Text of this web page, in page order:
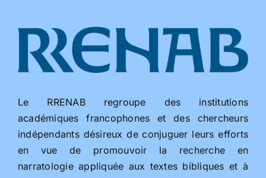
Le RRENAB regroupe des institutions
académiques francophones et des chercheurs
indépendants désireux de conjuguer leurs efforts
en vue de promouvoir la recherche en
narratologie appliquée aux textes bibliques et à